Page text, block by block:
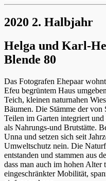
2020 2. Halbjahr
Helga und Karl-
Blende 80
Das Fotografen Ehepaar
Efeu begrüntem Haus
Teich, kleinen naturnahen
Bäumen. Die Stämme der von
Teilen im Garten integriert
als Nahrungs-und Brutstätte.
Unna und setzen sich seit
Umweltschutz nein. Die
entstanden und stammen aus
dass man auch im hohen Alter
eingeschränkter Mobilität,